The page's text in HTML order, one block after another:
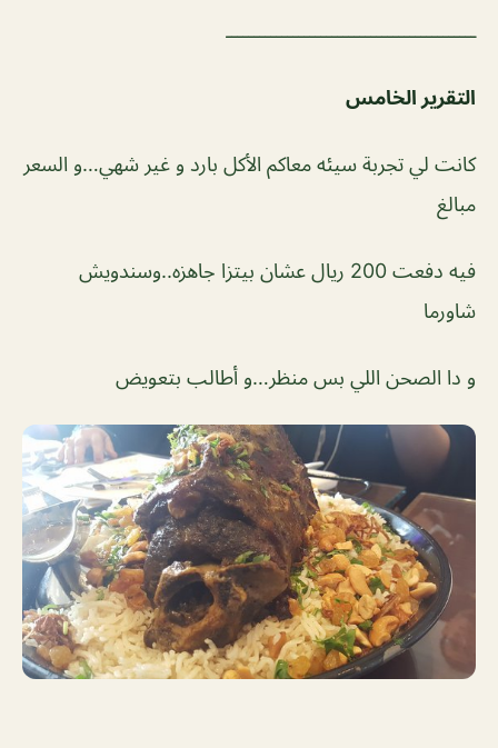
ـــــــــــــــــــــــــــــــــــــــــــــ
التقرير الخامس
كانت لي تجربة سيئه معاكم الأكل بارد و غير شهي…و السعر
مبالغ
فيه دفعت 200 ريال عشان بيتزا جاهزه..وسندويش
شاورما
و دا الصحن اللي بس منظر…و أطالب بتعويض